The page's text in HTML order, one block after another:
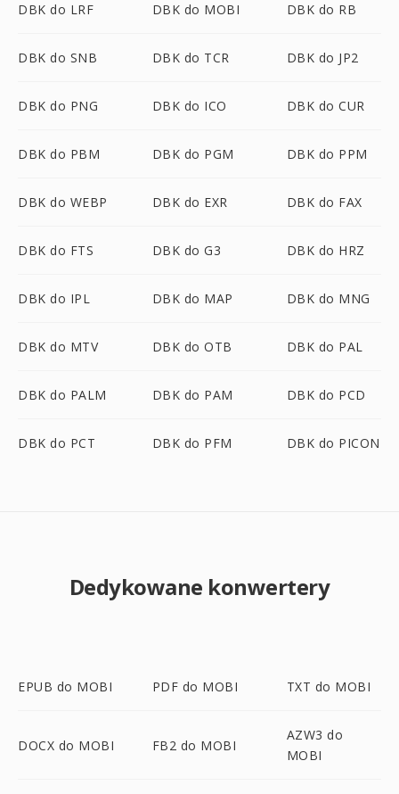
DBK do LRF DBK do MOBI DBK do RB
DBK do SNB DBK do TCR DBK do JP2
DBK do PNG DBK do ICO DBK do CUR
DBK do PBM DBK do PGM DBK do PPM
DBK do WEBP DBK do EXR DBK do FAX
DBK do FTS DBK do G3 DBK do HRZ
DBK do IPL DBK do MAP DBK do MNG
DBK do MTV DBK do OTB DBK do PAL
DBK do PALM DBK do PAM DBK do PCD
DBK do PCT DBK do PFM DBK do PICON
Dedykowane konwertery
EPUB do MOBI PDF do MOBI TXT do MOBI
DOCX do MOBI FB2 do MOBI
AZW3 do
MOBI